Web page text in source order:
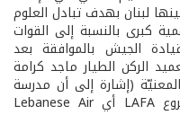
لبنان بهدف تبادل العلوم
كبرى بالنسبة إلى القوات
الجيش بالموافقة بعد
الركن الطيار ماجد كرامة
(إشارة إلى أن مدرسة
القوات الجويّة سُمِيَت في هذا المشروع LAFA أي Lebanese Air